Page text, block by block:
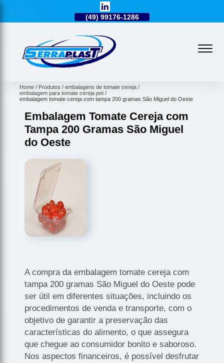
(49) 99176-1286
Home Produtos
embalagens de tomate cereja
embalagem para tomate cereja pet
embalagem tomate cereja com tampa 200 gramas São Miguel do Oeste
Embalagem Tomate Cereja com
Tampa 200 Gramas São Miguel
do Oeste
A compra da embalagem tomate cereja com
tampa 200 gramas São Miguel do Oeste pode
ser útil em diferentes situações, incluindo os
procedimentos de venda e transporte, com o
objetivo de garantir a preservação das
características do alimento, o que assegura
que chegue ao consumidor bonito e saboroso.
Nos aspectos financeiros, é possível desfrutar